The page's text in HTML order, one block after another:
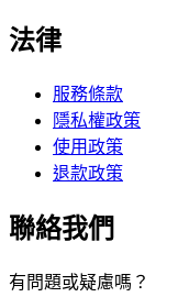
法律
服務條款
隱私權政策
使用政策
退款政策
聯絡我們
有問題或疑慮嗎？